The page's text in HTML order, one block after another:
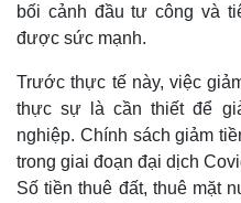
Thể thao
Lịch thi đấu bóng đá
Thế giới thể thao
eSports
Hậu trường
bối cảnh đầu tư công và
được sức mạnh.
Trước thực tế này, việc
thực sự là cần thiết để
nghiệp. Chính sách giảm
trong giai đoạn đại dịch
Số tiền thuê đất, thuê mặt